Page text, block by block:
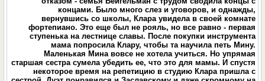
концами. Было много слез и уговоров, и однажды,
вернувшись со школы, Клара увидела в своей комнате
фортепиано. Это еще был не рояль, но все равно - первая
ступенька на лестнице славы. После покупки инструмента
мама попросила Клару, чтобы та научила петь Мину.
Маленькая Мина вовсе не хотела учиться. Но упрямая
старшая сестра сумела убедить ее, что это для мамы. И спустя
некоторое время на репетицию в студию Клара пришла с